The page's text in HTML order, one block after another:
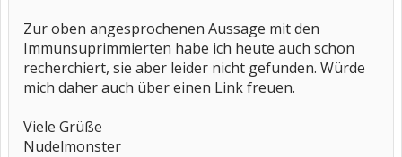
Zur oben angesprochenen Aussage mit den
Immunsuprimmierten habe ich heute auch schon
recherchiert, sie aber leider nicht gefunden. Würde
mich daher auch über einen Link freuen.
Viele Grüße
Nudelmonster